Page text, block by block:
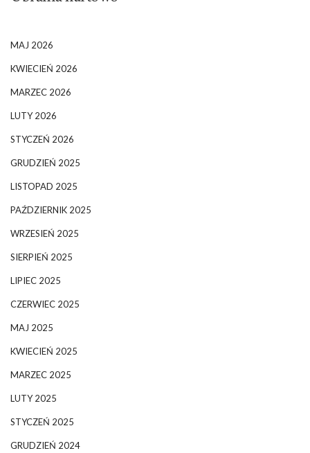
MAJ 2026
KWIECIEŃ 2026
MARZEC 2026
LUTY 2026
STYCZEŃ 2026
GRUDZIEŃ 2025
LISTOPAD 2025
PAŹDZIERNIK 2025
WRZESIEŃ 2025
SIERPIEŃ 2025
LIPIEC 2025
CZERWIEC 2025
MAJ 2025
KWIECIEŃ 2025
MARZEC 2025
LUTY 2025
STYCZEŃ 2025
GRUDZIEŃ 2024